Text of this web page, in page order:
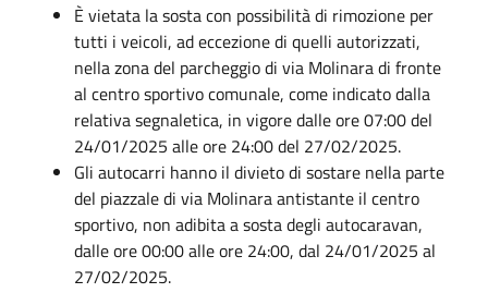
È vietata la sosta con possibilità di rimozione per
tutti i veicoli, ad eccezione di quelli autorizzati,
nella zona del parcheggio di via Molinara di fronte
al centro sportivo comunale, come indicato dalla
relativa segnaletica, in vigore dalle ore 07:00 del
24/01/2025 alle ore 24:00 del 27/02/2025.
Gli autocarri hanno il divieto di sostare nella parte
del piazzale di via Molinara antistante il centro
sportivo, non adibita a sosta degli autocaravan,
dalle ore 00:00 alle ore 24:00, dal 24/01/2025 al
27/02/2025.